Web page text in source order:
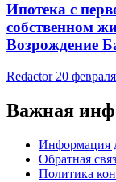
Ипотека с
собственном
Возрождение
Redactor 20
Важная
Информация
Обратная
Политика